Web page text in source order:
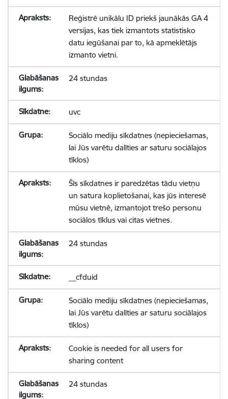
Reģistrē unikālu ID priekš jaunākās GA 4
versijas, kas tiek izmantots statistisko
datu iegūšanai par to, kā apmeklētājs
izmanto vietni.
24 stundas
uvc
Sociālo mediju sīkdatnes (nepieciešamas,
lai Jūs varētu dalīties ar saturu sociālajos
tīklos)
Šīs sīkdatnes ir paredzētas tādu vietņu
un satura koplietošanai, kas jūs interesē
mūsu vietnē, izmantojot trešo personu
sociālos tīklus vai citas vietnes.
24 stundas
__cfduid
Sociālo mediju sīkdatnes (nepieciešamas,
lai Jūs varētu dalīties ar saturu sociālajos
tīklos)
Cookie is needed for all users for
sharing content
24 stundas